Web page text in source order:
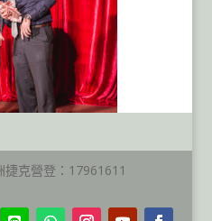
克營登：17961611